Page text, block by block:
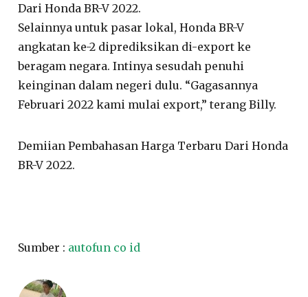
Dari Honda BR-V 2022.
Selainnya untuk pasar lokal, Honda BR-V
angkatan ke-2 diprediksikan di-export ke
beragam negara. Intinya sesudah penuhi
keinginan dalam negeri dulu. “Gagasannya
Februari 2022 kami mulai export,” terang Billy.
Demiian Pembahasan Harga Terbaru Dari Honda
BR-V 2022.
Sumber : autofun co id